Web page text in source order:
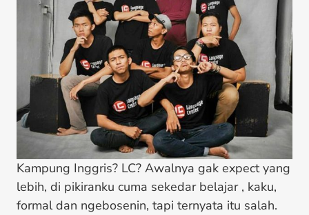
Kampung Inggris? LC? Awalnya gak expect yang
lebih, di pikiranku cuma sekedar belajar , kaku,
formal dan ngebosenin, tapi ternyata itu salah.